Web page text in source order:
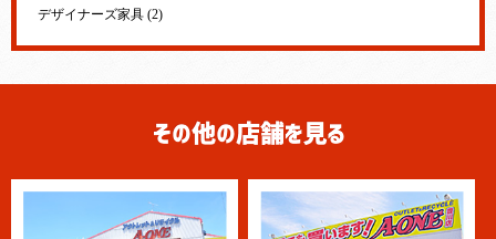
デザイナーズ家具 (2)